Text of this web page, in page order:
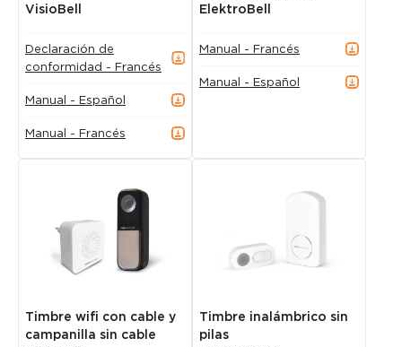
VisioBell
Declaración de
conformidad - Francés
Manual - Español
Manual - Francés
ElektroBell
Manual - Francés
Manual - Español
Timbre wifi con cable y
campanilla sin cable
Timbre inalámbrico sin
pilas